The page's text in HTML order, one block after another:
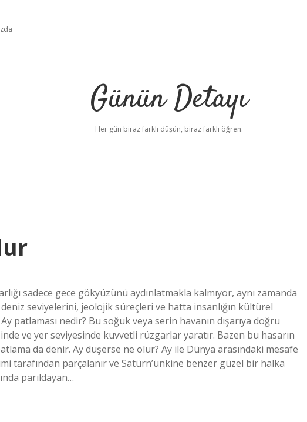
Günün Detayı
Her gün biraz farklı düşün, biraz farklı öğren.
sadece gece gökyüzünü aydınlatmakla kalmıyor, aynı zamanda
seviyelerini, jeolojik süreçleri ve hatta insanlığın kültürel
nedir? Bu soğuk veya serin havanın dışarıya doğru
ve yer seviyesinde kuvvetli rüzgarlar yaratır. Bazen bu hasarın
da denir. Ay düşerse ne olur? Ay ile Dünya arasındaki mesafe
tarafından parçalanır ve Satürn’ünkine benzer güzel bir halka
parıldayan…